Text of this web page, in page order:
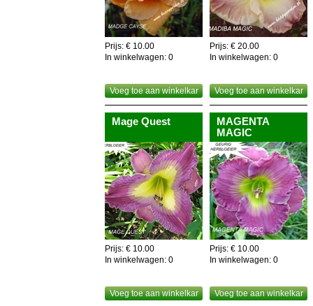
Nuttig om weten,de gehele plant is eetbaar,dus
recyclage!
Prijs: € 10.00
In winkelwagen: 0
Voeg toe aan winkelkar
Prijs: € 20.00
In winkelwagen: 0
Voeg toe aan winkelkar
Mage Quest
Prijs: € 10.00
In winkelwagen: 0
Voeg toe aan winkelkar
MAGENTA
MAGIC
Prijs: € 10.00
In winkelwagen: 0
Voeg toe aan winkelkar